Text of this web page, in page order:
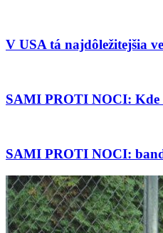
V USA tá najdôležitejšia
SAMI PROTI NOCI: Kde
SAMI PROTI NOCI: